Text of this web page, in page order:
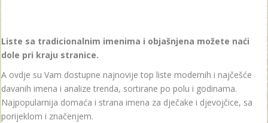
Liste sa tradicionalnim imenima i objašnjena možete naći
dole pri kraju stranice.
A ovdje su Vam dostupne najnovije top liste modernih i najčešće
davanih imena i analize trenda, sortirane po polu i godinama.
Najpopularnija domaća i strana imena za dječake i djevojčice, sa
porijeklom i značenjem.